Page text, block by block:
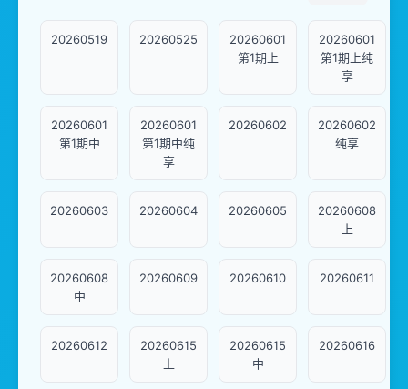
20260519 20260525
20260601
第1期上
20260601
第1期上纯
享
20260601
第1期中
20260601
第1期中纯
享
20260602
20260602
纯享
20260603 20260604 20260605
20260608
上
20260608
中
20260609 20260610 20260611
20260612
20260615
上
20260615
中
20260616